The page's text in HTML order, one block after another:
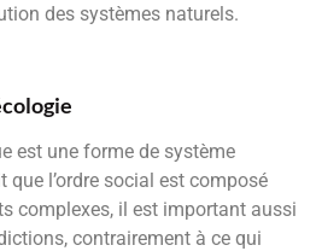
des systèmes naturels.
est une forme de système
que l’ordre social est composé
complexes, il est important aussi
contrairement à ce qui